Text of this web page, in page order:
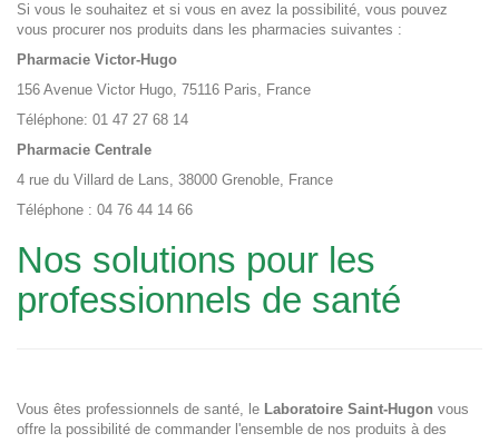
Si vous le souhaitez et si vous en avez la possibilité, vous pouvez
vous procurer nos produits dans les pharmacies suivantes :
Pharmacie Victor-Hugo
156 Avenue Victor Hugo, 75116 Paris, France
Téléphone: 01 47 27 68 14
Pharmacie Centrale
4 rue du Villard de Lans, 38000 Grenoble, France
Téléphone : 04 76 44 14 66
Nos solutions pour les
professionnels de santé
Vous êtes professionnels de santé, le Laboratoire Saint-Hugon vous
offre la possibilité de commander l'ensemble de nos produits à des